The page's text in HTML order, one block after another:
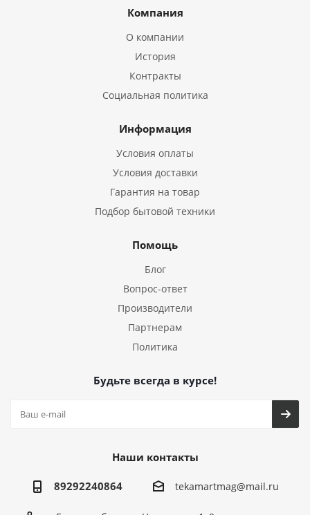
Компания
О компании
История
Контракты
Социальная политика
Информация
Условия оплаты
Условия доставки
Гарантия на товар
Подбор бытовой техники
Помощь
Блог
Вопрос-ответ
Производители
Партнерам
Политика
Будьте всегда в курсе!
Наши контакты
89292240864 tekamartmag@mail.ru